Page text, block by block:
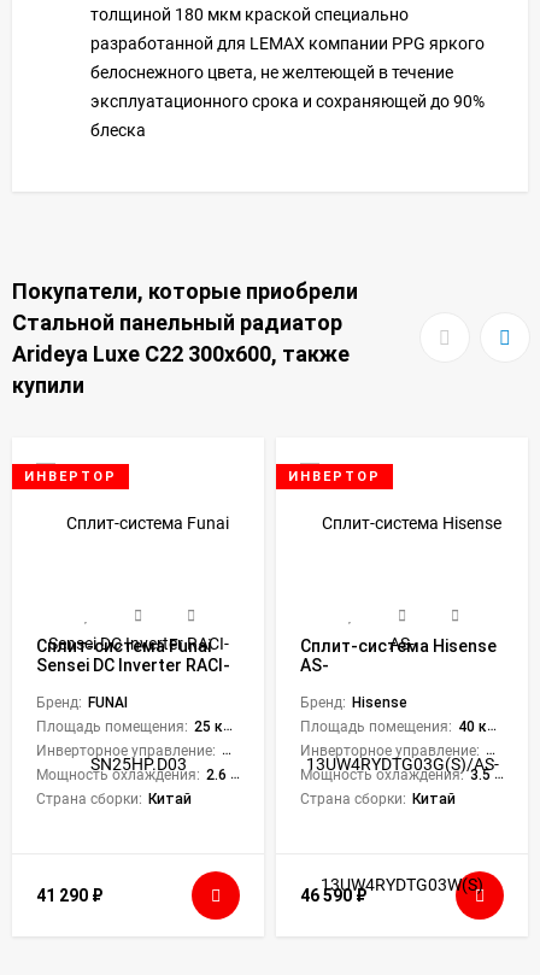
толщиной 180 мкм краской специально
разработанной для LEMAX компании PPG яркого
белоснежного цвета, не желтеющей в течение
эксплуатационного срока и сохраняющей до 90%
блеска
Покупатели, которые приобрели
Стальной панельный радиатор
Arideya Luxe С22 300x600, также
купили
ИНВЕРТОР
Сплит-система Funai
Sensei DC Inverter RACI-
Бренд: FUNAI
Площадь помещения: 25 кв. м.
Инверторное управление: Да
Мощность охлаждения: 2.6 кВт
Страна сборки: Китай
41 290 ₽
ИНВЕРТОР
Сплит-система Hisense
AS-
13UW4RYDTG03W(S)
Crystal Silver DC Inverter
Бренд: Hisense
Площадь помещения: 40 кв. м.
Инверторное управление: Да
Мощность охлаждения: 3.5 кВт
Страна сборки: Китай
46 590₽